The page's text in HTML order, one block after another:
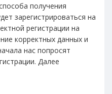
получения
зарегистрироваться на
регистрации на
корректных данных и
нас попросят
Далее